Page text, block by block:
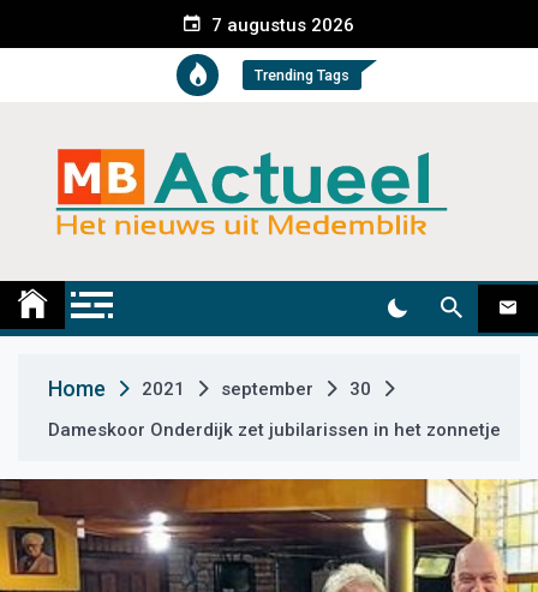
e
t
7 augustus 2026
Trending Tags
Medemblik Actueel
Home 2021 september
30
Dameskoor Onderdijk zet jubilarissen in het zonnetje